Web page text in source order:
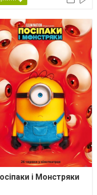
і Монстряки